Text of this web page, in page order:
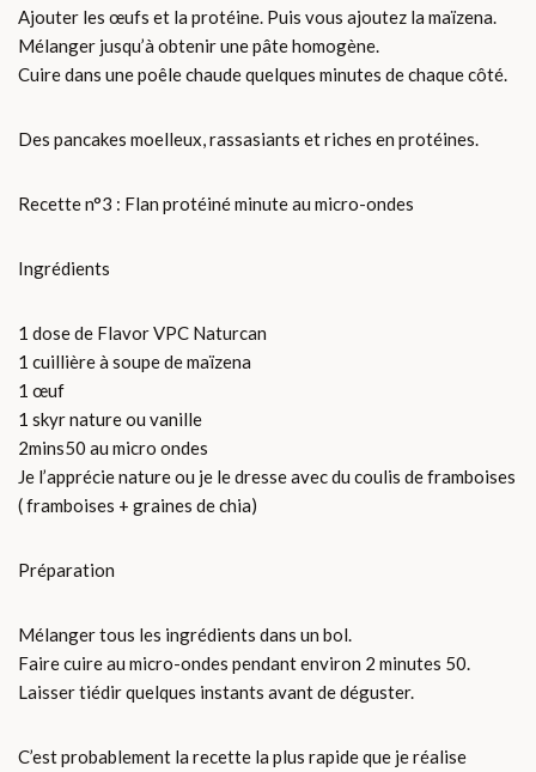
Ajouter les œufs et la protéine. Puis vous ajoutez la maïzena.
Mélanger jusqu’à obtenir une pâte homogène.
Cuire dans une poêle chaude quelques minutes de chaque côté.
Des pancakes moelleux, rassasiants et riches en protéines.
Recette n°3 : Flan protéiné minute au micro-ondes
Ingrédients
1 dose de Flavor VPC Naturcan
1 cuillière à soupe de maïzena
1 œuf
1 skyr nature ou vanille
2mins50 au micro ondes
Je l’apprécie nature ou je le dresse avec du coulis de framboises
( framboises + graines de chia)
Préparation
Mélanger tous les ingrédients dans un bol.
Faire cuire au micro-ondes pendant environ 2 minutes 50.
Laisser tiédir quelques instants avant de déguster.
C’est probablement la recette la plus rapide que je réalise